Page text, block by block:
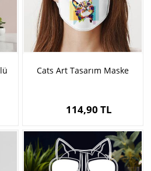
Cats Art Tasarım Maske
114,90 TL